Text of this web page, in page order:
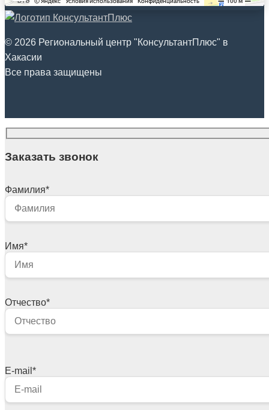
© 2026 Региональный центр "КонсультантПлюс" в
Хакасии
Все права защищены
Заказать звонок
Фамилия*
Имя*
Отчество*
E-mail *